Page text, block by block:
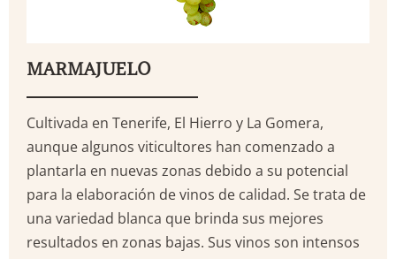
MARMAJUELO
Cultivada en Tenerife, El Hierro y La Gomera,
aunque algunos viticultores han comenzado a
plantarla en nuevas zonas debido a su potencial
para la elaboración de vinos de calidad. Se trata de
una variedad blanca que brinda sus mejores
resultados en zonas bajas. Sus vinos son intensos